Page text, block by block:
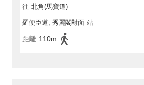
往 北角(馬寶道)
羅便臣道, 秀麗閣對面 站
距離 110m